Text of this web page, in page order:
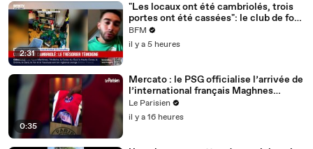
2:31
"Les locaux ont été cambriolés, trois
portes ont été cassées": le club de foot
de Champfleur victime d'un
cambriolage
BFM
il y a 5 heures
0:35
Mercato : le PSG officialise l’arrivée de
l’international français Maghnes
Akliouche
Le Parisien
il y a 16 heures